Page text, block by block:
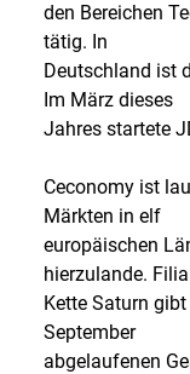
den Bereichen
tätig. In
Deutschland ist
Im März dieses
Jahres startete
Ceconomy ist
Märkten in elf
europäischen
hierzulande.
Kette Saturn
September
abgelaufenen